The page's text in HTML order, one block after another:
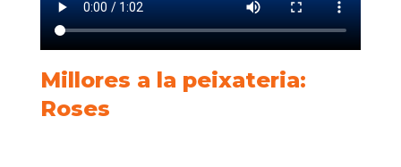
Millores a la peixateria:
Roses